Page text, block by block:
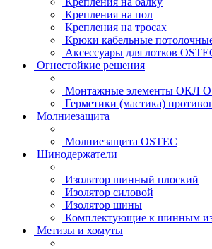
Крепления на пол
Крепления на тросах
Крюки кабельные
Аксессуары для лотков
Огнестойкие решения
Монтажные элементы ОКЛ
Герметики (мастика)
Молниезащита
Молниезащита OSTEC
Шинодержатели
Изолятор шинный плоский
Изолятор силовой
Изолятор шины
Комплектующие к шинным
Метизы и хомуты